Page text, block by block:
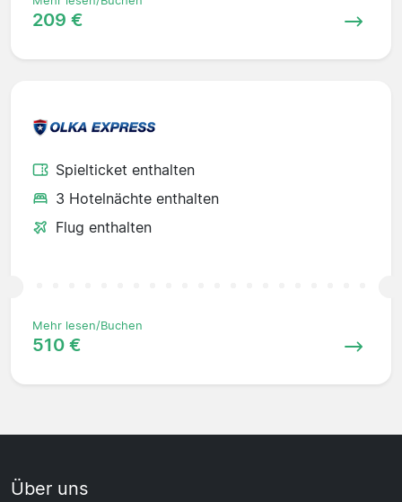
209 €
Spielticket enthalten
3 Hotelnächte enthalten
Flug enthalten
Mehr lesen/Buchen
510 €
Über uns